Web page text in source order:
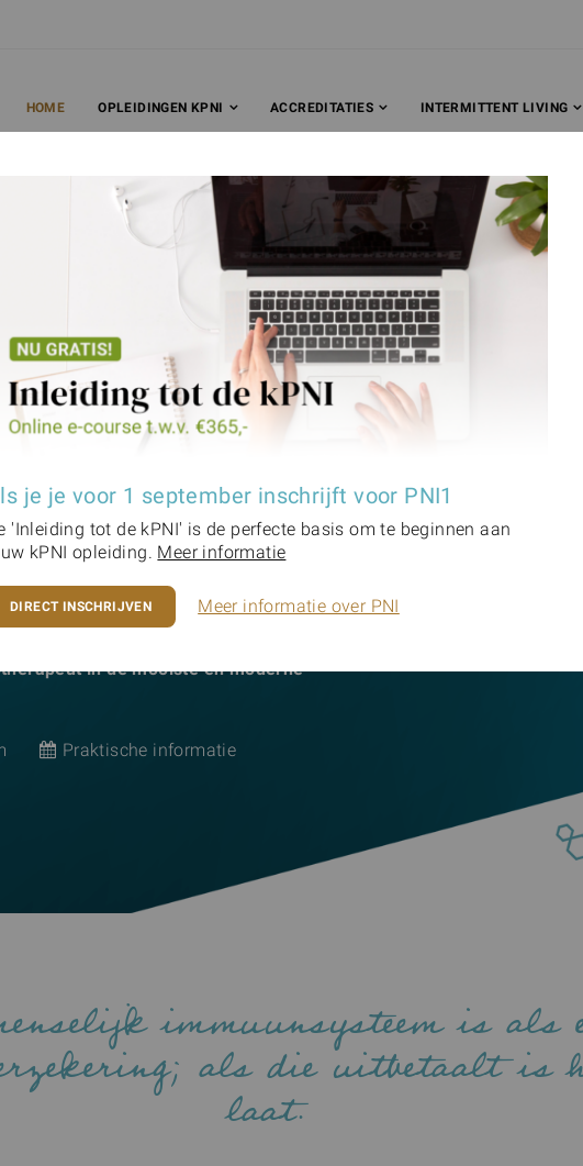
HOME OPLEIDINGEN KPNI ACCREDITATIES INTERMITTENT LIVING
de founders van Klinische
interpreteren en vergemakkelijken kPNI. De
binnen alle medische en paramedische beroepen.
en de hersenen onlosmakelijk met
in de mooiste en moderne
Praktische informatie
immuunsysteem is als
als die uitbetaalt is
laat.
je je voor 1 september inschrijft voor PNI1
'Inleiding tot de kPNI' is de perfecte basis om te beginnen aan
kPNI opleiding. Meer informatie
DIRECT INSCHRIJVEN Meer informatie over PNI